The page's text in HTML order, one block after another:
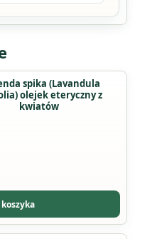
spika (Lavandula
olejek eteryczny z
kwiatów